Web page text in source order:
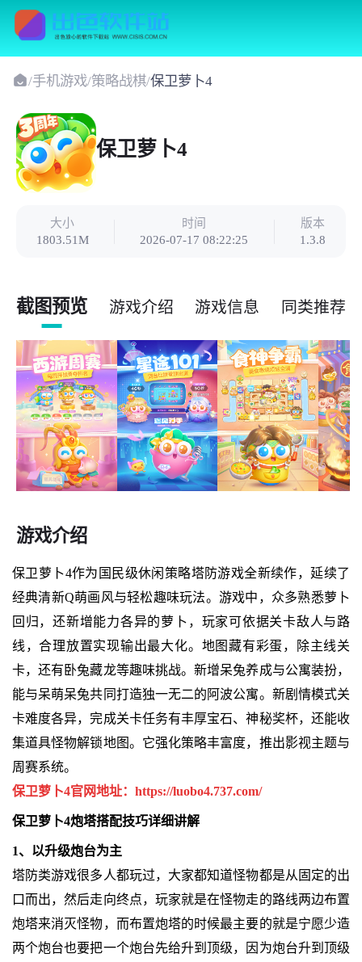
/手机游戏/策略战棋/保卫萝卜4
保卫萝卜4
大小
1803.51M
时间
2026-07-17 08:22:25
版本
1.3.8
截图预览 游戏介绍 游戏信息 同类推荐
游戏介绍
保卫萝卜4作为国民级休闲策略塔防游戏全新续作，延续了
经典清新Q萌画风与轻松趣味玩法。游戏中，众多熟悉萝卜
回归，还新增能力各异的萝卜，玩家可依据关卡敌人与路
线，合理放置实现输出最大化。地图藏有彩蛋，除主线关
卡，还有卧兔藏龙等趣味挑战。新增呆兔养成与公寓装扮，
能与呆萌呆兔共同打造独一无二的阿波公寓。新剧情模式关
卡难度各异，完成关卡任务有丰厚宝石、神秘奖杯，还能收
集道具怪物解锁地图。它强化策略丰富度，推出影视主题与
周赛系统。
保卫萝卜4官网地址： https://luobo4.737.com/
保卫萝卜4炮塔搭配技巧详细讲解
1、以升级炮台为主
塔防类游戏很多人都玩过，大家都知道怪物都是从固定的出
口而出，然后走向终点，玩家就是在怪物走的路线两边布置
炮塔来消灭怪物，而布置炮塔的时候最主要的就是宁愿少造
两个炮台也要把一个炮台先给升到顶级，因为炮台升到顶级